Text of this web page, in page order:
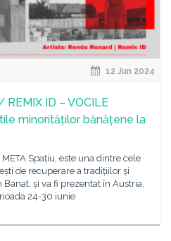
12 Jun 2024
ID – VOCILE
minorităților bănățene la
Spațiu, este una dintre cele
de recuperare a tradițiilor și
și va fi prezentat în Austria,
24-30 iunie